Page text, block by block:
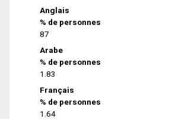
Anglais
% de personnes
87
Arabe
% de personnes
1.83
Français
% de personnes
1.64